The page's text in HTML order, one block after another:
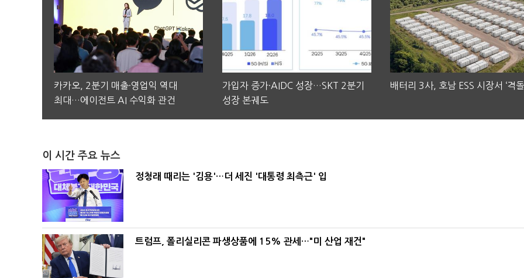
카카오, 2분기 매출·영업익 역대
최대…에이전트 AI 수익화 관건
가입자 증가·AIDC 성장…SKT 2분기
성장 본궤도
배터리 3사, 호남 ESS 시장서 ‘격돌
이 시간 주요 뉴스
정청래 때리는 '김용'…더 세진 '대통령 최측근' 입
트럼프, 폴리실리콘 파생상품에 15% 관세…"미 산업 재건"